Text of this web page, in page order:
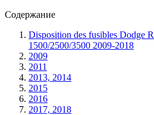
Содержание
Disposition des fusibles Dodge
1500/2500/3500 2009-2018
2009
2011
2013, 2014
2015
2016
2017, 2018